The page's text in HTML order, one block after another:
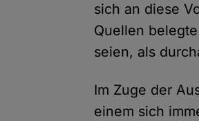
sich an diese
Quellen
seien, als
Im Zuge der
einem sich